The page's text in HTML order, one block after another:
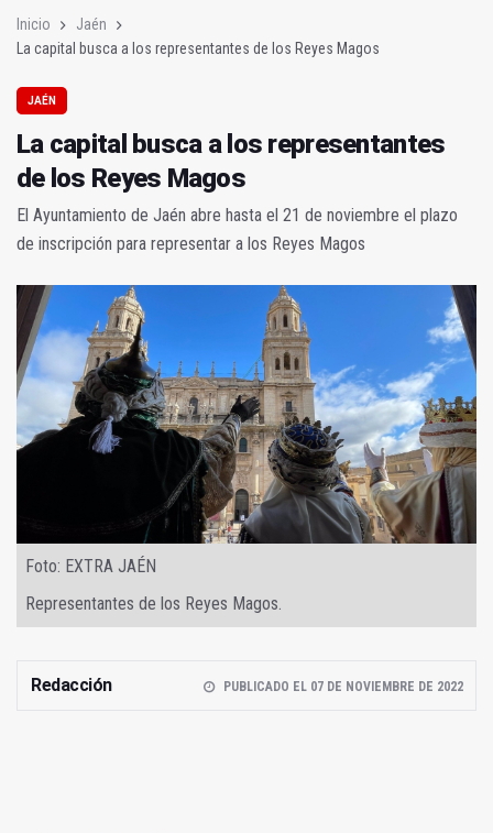
Inicio
Jaén
La capital busca a los representantes de los Reyes Magos
JAÉN
La capital busca a los representantes
de los Reyes Magos
El Ayuntamiento de Jaén abre hasta el 21 de noviembre el plazo
de inscripción para representar a los Reyes Magos
Foto: EXTRA JAÉN
Representantes de los Reyes Magos.
Redacción PUBLICADO EL 07 DE NOVIEMBRE DE 2022